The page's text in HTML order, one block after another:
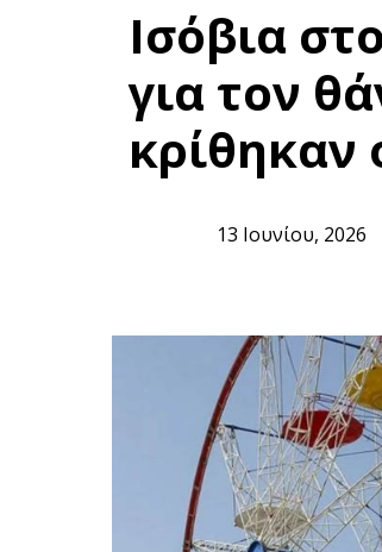
Ισόβια
για τον
κρίθηκαν
13 Ιουνίου, 2026